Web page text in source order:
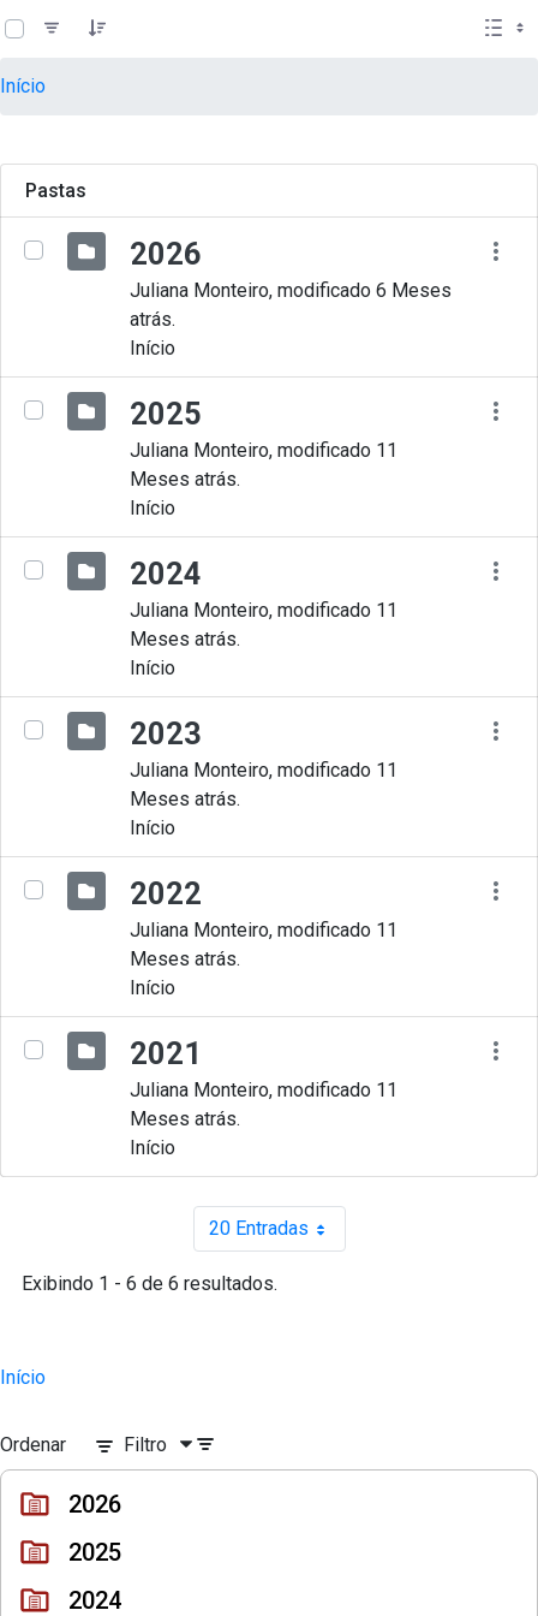
Pular para o Conteúdo principal
teste descricao
Início
Pastas
2026
Juliana Monteiro, modificado 6 Meses
atrás.
Início
2025
Juliana Monteiro, modificado 11
Meses atrás.
Início
2024
Juliana Monteiro, modificado 11
Meses atrás.
Início
2023
Juliana Monteiro, modificado 11
Meses atrás.
Início
2022
Juliana Monteiro, modificado 11
Meses atrás.
Início
2021
Juliana Monteiro, modificado 11
Meses atrás.
Início
20 EntradasPor página
Exibindo 1 - 6 de 6 resultados.
Início
Ordenar Filtro
2026
2025
2024